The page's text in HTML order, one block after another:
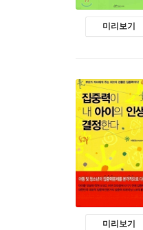
미리보기
미리보기